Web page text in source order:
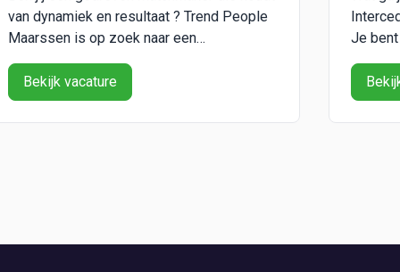
van dynamiek en resultaat ? Trend People
Maarssen is op zoek naar een
enthousiaste intercedent die ons team
komt versterken! Als recruiter én
accountmanager help je bedrijven en
werkzoekenden aan de perfecte match.
Bekijk vacature
Je
MKB-
spot
en